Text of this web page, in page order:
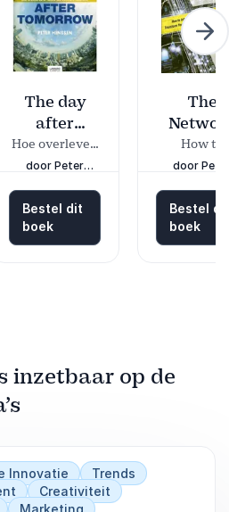
The day
after
tomorrow
Hoe overleven
in tijden van
door Peter
Bestel dit
boek
The
Wins
How to
Influence
Stay
and
Your
door
Bestel dit
boek
inzetbaar op de
Innovatie
Trends
Creativiteit
Marketing